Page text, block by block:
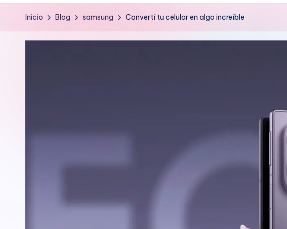
Inicio Blog samsung Convertí tu celular en algo increíble